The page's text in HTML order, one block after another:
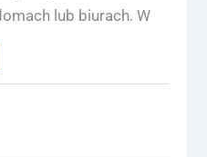
lub biurach. W